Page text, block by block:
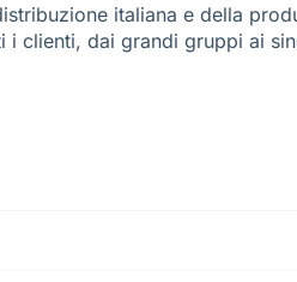
italiana e della
clienti, dai grandi gruppi ai